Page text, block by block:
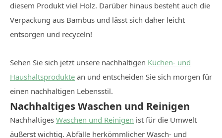
diesem Produkt viel Holz. Darüber hinaus besteht auch die
Verpackung aus Bambus und lässt sich daher leicht
entsorgen und recyceln!
Sehen Sie sich jetzt unsere nachhaltigen Küchen- und
Haushaltsprodukte an und entscheiden Sie sich morgen für
einen nachhaltigen Lebensstil.
Nachhaltiges Waschen und Reinigen
Nachhaltiges Waschen und Reinigen ist für die Umwelt
äußerst wichtig. Abfälle herkömmlicher Wasch- und